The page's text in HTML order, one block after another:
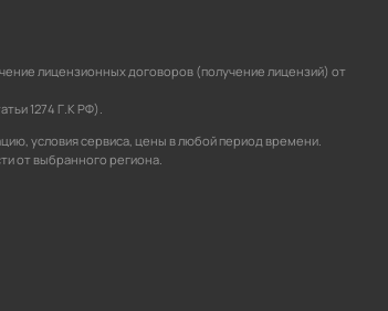
лицензионных договоров (получение лицензий) от
1274 Г.К РФ).
условия сервиса, цены в любой период времени.
от выбранного региона.